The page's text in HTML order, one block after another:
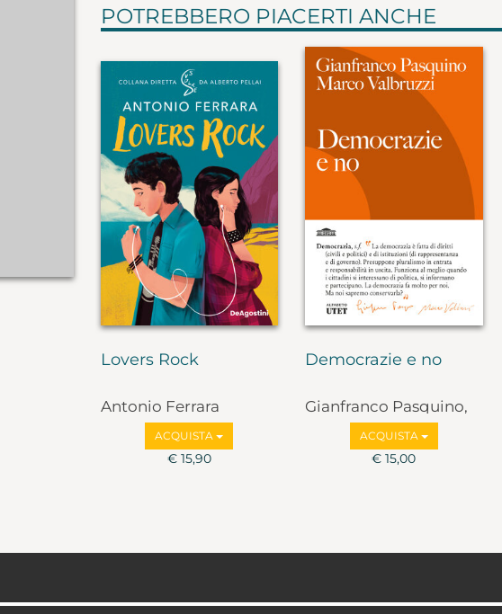
POTREBBERO PIACERTI ANCHE
Lovers Rock
Antonio Ferrara
ACQUISTA
€ 15,90
Democrazie e no
Gianfranco Pasquino,
Marco Valbruzzi
ACQUISTA
€ 15,00